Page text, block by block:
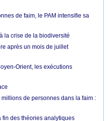
de faim, le PAM intensifie sa
la crise de la biodiversité
après un mois de juillet
Orient, les exécutions
de personnes dans la faim :
fin des théories analytiques